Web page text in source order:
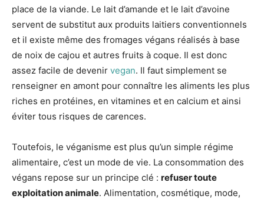
place de la viande. Le lait d’amande et le lait d’avoine
servent de substitut aux produits laitiers conventionnels
et il existe même des fromages végans réalisés à base
de noix de cajou et autres fruits à coque. Il est donc
assez facile de devenir vegan. Il faut simplement se
renseigner en amont pour connaître les aliments les plus
riches en protéines, en vitamines et en calcium et ainsi
éviter tous risques de carences.
Toutefois, le véganisme est plus qu’un simple régime
alimentaire, c’est un mode de vie. La consommation des
végans repose sur un principe clé : refuser toute
exploitation animale. Alimentation, cosmétique, mode,